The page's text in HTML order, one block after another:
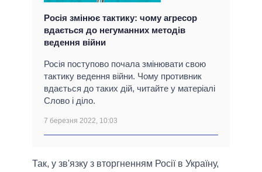
Росія змінює тактику: чому агресор
вдається до негуманних методів
ведення війни
Росія поступово почала змінювати свою
тактику ведення війни. Чому противник
вдається до таких дій, читайте у матеріалі
Слово і діло.
7 березня 2022, 10:03
Так, у зв'язку з вторгненням Росії в Україну,